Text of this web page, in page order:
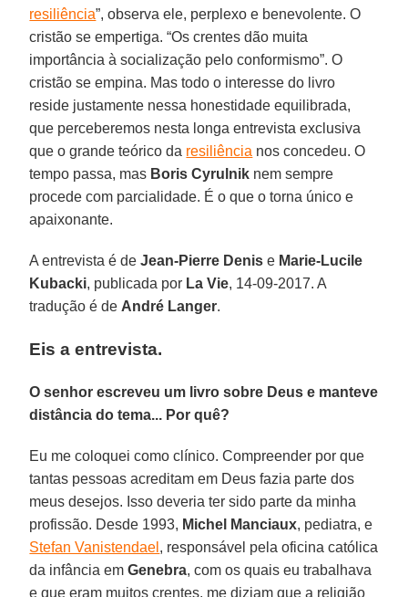
resiliência”, observa ele, perplexo e benevolente. O
cristão se empertiga. “Os crentes dão muita
importância à socialização pelo conformismo”. O
cristão se empina. Mas todo o interesse do livro
reside justamente nessa honestidade equilibrada,
que perceberemos nesta longa entrevista exclusiva
que o grande teórico da resiliência nos concedeu. O
tempo passa, mas Boris Cyrulnik nem sempre
procede com parcialidade. É o que o torna único e
apaixonante.
A entrevista é deJean-Pierre Denis e Marie-Lucile
Kubacki, publicada por La Vie, 14-09-2017. A
tradução é de André Langer.
Eis a entrevista.
O senhor escreveu um livro sobre Deus e manteve
distância do tema... Por quê?
Eu me coloquei como clínico. Compreender por que
tantas pessoas acreditam em Deus fazia parte dos
meus desejos. Isso deveria ter sido parte da minha
profissão. Desde 1993, Michel Manciaux, pediatra, e
Stefan Vanistendael , responsável pela oficina católica
da infância emGenebra, com os quais eu trabalhava
e que eram muitos crentes, me diziam que a religião